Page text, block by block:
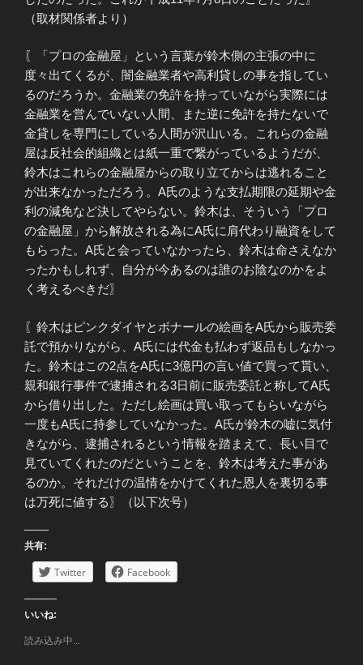
（取材関係者より）
〖「プロの金融屋」という言葉が鈴木側の主張の中に
度々出てくるが、闇金融業者や高利貸しの事を指してい
るのだろうか。金融業の免許を持っていながら実際には
金融業を営んでいない人間、また逆に免許を持たないで
金貸しを専門にしている人間が沢山いる。これらの金融
屋は反社会的組織とは紙一重で繋がっているようだが、
鈴木はこれらの金融屋からの取り立てからは逃れること
が出来なかっただろう。A氏のような支払期限の延期や金
利の減免など決してやらない。鈴木は、そういう「プロ
の金融屋」から解放される為にA氏に肩代わり融資をして
もらった。A氏と会っていなかったら、鈴木は命さえなか
ったかもしれず、自分が今あるのは誰のお陰なのかをよ
く考えるべきだ〗
〖鈴木はピンクダイヤとボナールの絵画をA氏から販売委
託で預かりながら、A氏には代金も払わず返品もしなかっ
た。鈴木はこの2点をA氏に3億円の言い値で買って貰い、
親和銀行事件で逮捕される3日前に販売委託と称してA氏
から借り出した。ただし絵画は買い取ってもらいながら
一度もA氏に持参していなかった。A氏が鈴木の嘘に気付
きながら、逮捕されるという情報を踏まえて、長い目で
見ていてくれたのだということを、鈴木は考えた事があ
るのか。それだけの温情をかけてくれた恩人を裏切る事
は万死に値する〗（以下次号）
共有:
Twitter Facebook
いいね:
読み込み中...